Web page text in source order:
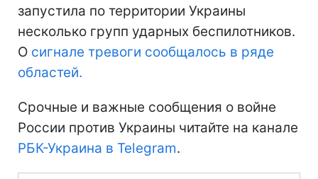
запустила по территории Украины
несколько групп ударных беспилотников.
О сигнале тревоги сообщалось в ряде
областей.
Срочные и важные сообщения о войне
России против Украины читайте на канале
РБК-Украина в Telegram.